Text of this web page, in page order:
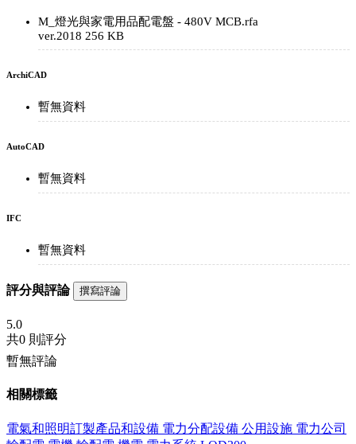
M_燈光與家電用品配電盤 - 480V MCB.rfa
ver.2018 256 KB
ArchiCAD
暫無資料
AutoCAD
暫無資料
IFC
暫無資料
評分與評論 撰寫評論
5.0
共0 則評分
暫無評論
相關標籤
電氣和照明訂製產品和設備 電力分配設備 公用設施 電力公司